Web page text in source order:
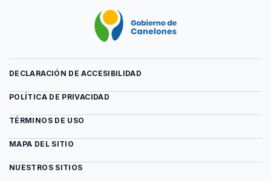
DECLARACIÓN DE ACCESIBILIDAD
POLÍTICA DE PRIVACIDAD
TÉRMINOS DE USO
MAPA DEL SITIO
NUESTROS SITIOS